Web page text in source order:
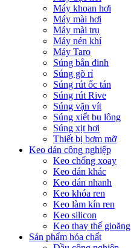
Máy khoan hơi
Máy mài hơi
Máy mài trụ
Máy nén khí
Máy Taro
Súng bắn đinh
Súng gõ rỉ
Súng rút ốc tán
Súng rút Rive
Súng vặn vít
Súng xiết bu lông
Súng xịt hơi
Thiết bị bơm mỡ
Keo dán công nghiệp
Keo chống xoay
Keo dán khác
Keo dán nhanh
Keo khóa ren
Keo làm kín ren
Keo silicon
Keo thay thế gioăng
Sản phẩm hóa chất